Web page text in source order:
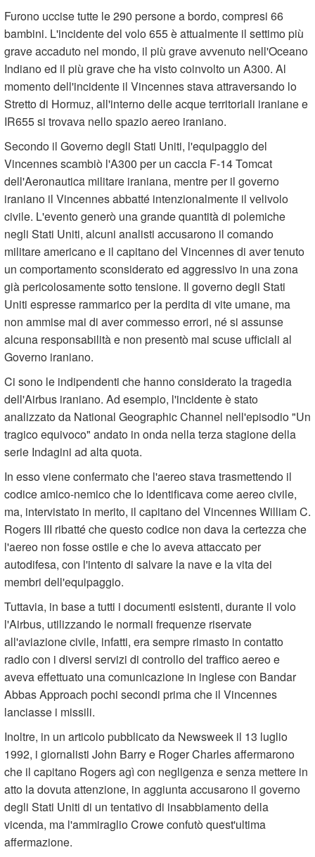
Furono uccise tutte le 290 persone a bordo, compresi 66
bambini. L'incidente del volo 655 è attualmente il settimo più
grave accaduto nel mondo, il più grave avvenuto nell'Oceano
Indiano ed il più grave che ha visto coinvolto un A300. Al
momento dell'incidente il Vincennes stava attraversando lo
Stretto di Hormuz, all'interno delle acque territoriali iraniane e
IR655 si trovava nello spazio aereo iraniano.
Secondo il Governo degli Stati Uniti, l'equipaggio del
Vincennes scambiò l'A300 per un caccia F-14 Tomcat
dell'Aeronautica militare iraniana, mentre per il governo
iraniano il Vincennes abbatté intenzionalmente il velivolo
civile. L'evento generò una grande quantità di polemiche
negli Stati Uniti, alcuni analisti accusarono il comando
militare americano e il capitano del Vincennes di aver tenuto
un comportamento sconsiderato ed aggressivo in una zona
già pericolosamente sotto tensione. Il governo degli Stati
Uniti espresse rammarico per la perdita di vite umane, ma
non ammise mai di aver commesso errori, né si assunse
alcuna responsabilità e non presentò mai scuse ufficiali al
Governo iraniano.
Ci sono le indipendenti che hanno considerato la tragedia
dell'Airbus iraniano. Ad esempio, l'incidente è stato
analizzato da National Geographic Channel nell'episodio "Un
tragico equivoco" andato in onda nella terza stagione della
serie Indagini ad alta quota.
In esso viene confermato che l'aereo stava trasmettendo il
codice amico-nemico che lo identificava come aereo civile,
ma, intervistato in merito, il capitano del Vincennes William C.
Rogers III ribatté che questo codice non dava la certezza che
l'aereo non fosse ostile e che lo aveva attaccato per
autodifesa, con l'intento di salvare la nave e la vita dei
membri dell'equipaggio.
Tuttavia, in base a tutti i documenti esistenti, durante il volo
l'Airbus, utilizzando le normali frequenze riservate
all'aviazione civile, infatti, era sempre rimasto in contatto
radio con i diversi servizi di controllo del traffico aereo e
aveva effettuato una comunicazione in inglese con Bandar
Abbas Approach pochi secondi prima che il Vincennes
lanciasse i missili.
Inoltre, in un articolo pubblicato da Newsweek il 13 luglio
1992, i giornalisti John Barry e Roger Charles affermarono
che il capitano Rogers agì con negligenza e senza mettere in
atto la dovuta attenzione, in aggiunta accusarono il governo
degli Stati Uniti di un tentativo di insabbiamento della
vicenda, ma l'ammiraglio Crowe confutò quest'ultima
affermazione.